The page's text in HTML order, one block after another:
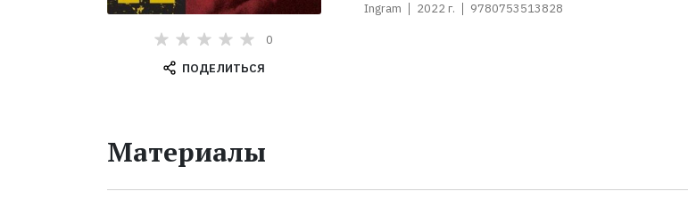
0
ПОДЕЛИТЬСЯ
Ingram 2022 г. 9780753513828
Материалы